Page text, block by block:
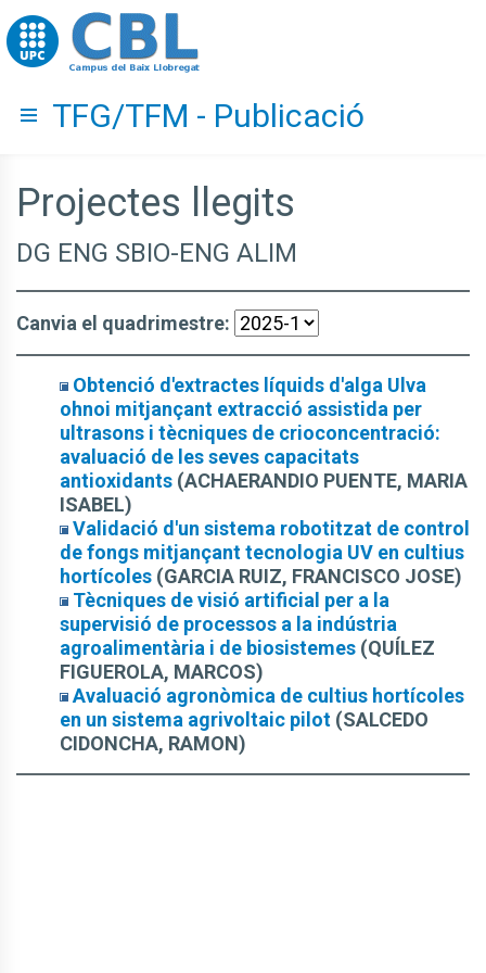
Go to upc.edu
Hide menu
TFG/TFM - Publicació
Projectes llegits
DG ENG SBIO-ENG ALIM
Canvia el quadrimestre:
Obtenció d'extractes líquids d'alga Ulva
ohnoi mitjançant extracció assistida per
ultrasons i tècniques de crioconcentració:
avaluació de les seves capacitats
antioxidants (ACHAERANDIO PUENTE, MARIA
ISABEL)
Validació d'un sistema robotitzat de control
de fongs mitjançant tecnologia UV en cultius
hortícoles (GARCIA RUIZ, FRANCISCO JOSE)
Tècniques de visió artificial per a la
supervisió de processos a la indústria
agroalimentària i de biosistemes (QUÍLEZ
FIGUEROLA, MARCOS)
Avaluació agronòmica de cultius hortícoles
en un sistema agrivoltaic pilot (SALCEDO
CIDONCHA, RAMON)